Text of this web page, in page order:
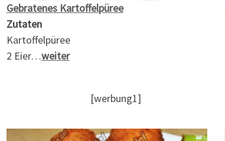
Gebratenes Kartoffelpüree
Zutaten
Kartoffelpüree
2 Eier…weiter
[werbung1]